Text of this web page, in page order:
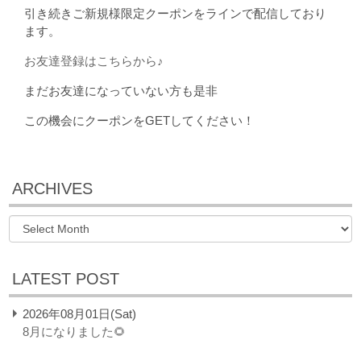
引き続きご新規様限定クーポンをラインで配信しており
ます。
お友達登録はこちらから♪
まだお友達になっていない方も是非
この機会にクーポンをGETしてください！
ARCHIVES
LATEST POST
2026年08月01日(Sat)
8月になりました🌻